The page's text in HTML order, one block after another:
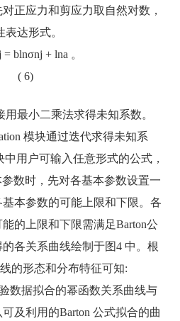
正应力和剪应力取自然对数，
表达形式。
+ lna 。
( 6)
最小二乘法求得未知系数。
模块通过迭代求得未知系
中用户可输入任意形式的公式，
数时，先对各基本参数设置一
本参数的可能上限和下限。各
的上限和下限需满足Barton公
各关系曲线绘制于图4 中。根
的形态和分布特征可知:
数据拟合的幂函数关系曲线与
及利用的Barton 公式拟合的曲